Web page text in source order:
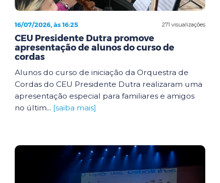
271 visualizações
16/07/2026, às 16:25
CEU Presidente Dutra promove
apresentação de alunos do curso de
cordas
Alunos do curso de iniciação da Orquestra de
Cordas do CEU Presidente Dutra realizaram uma
apresentação especial para familiares e amigos
no últim... [saiba mais]